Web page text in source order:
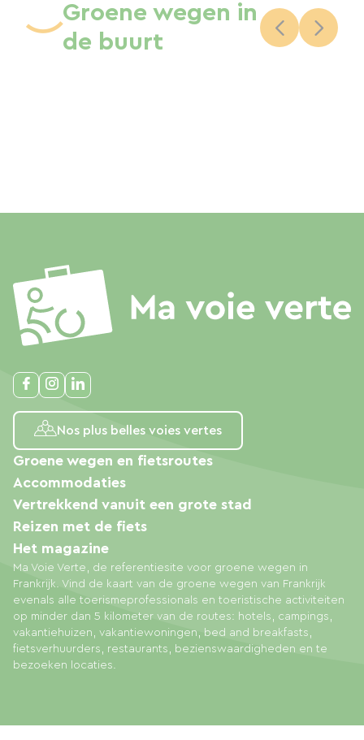
Groene wegen in
de buurt
Nos plus belles voies vertes
Ma Voie Verte, de referentiesite voor groene wegen in
Frankrijk. Vind de kaart van de groene wegen van Frankrijk
evenals alle toerismeprofessionals en toeristische activiteiten
op minder dan 5 kilometer van de routes: hotels, campings,
vakantiehuizen, vakantiewoningen, bed and breakfasts,
fietsverhuurders, restaurants, bezienswaardigheden en te
bezoeken locaties.
Groene wegen en fietsroutes
Accommodaties
Vertrekkend vanuit een grote stad
Reizen met de fiets
Het magazine